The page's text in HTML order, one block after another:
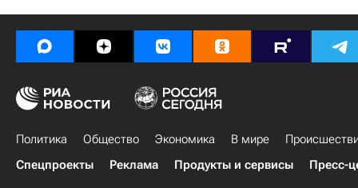
Политика Общество Экономика В мире
Спецпроекты
Реклама Продукты и сервисы Пресс-